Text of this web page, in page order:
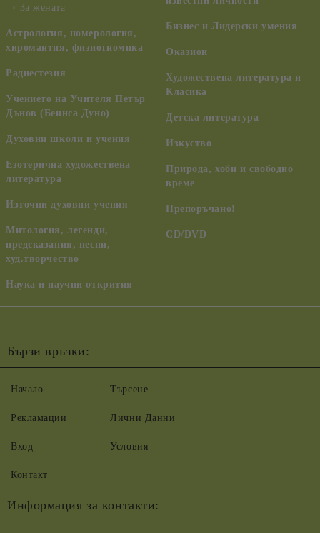
За жената
Астрология, номерология,
хиромантия, физиогномика
Радиестезия
Учението на Учителя Петър
Дънов (Беинса Дуно)
Духовни школи и учения
Езотерична художествена
литература
Източни духовни учения
Митология, легенди,
предсказания, песни,
худ.творчество
Наука и научни открития
Бизнес и Лидерски умения
Оказион
Художествена литература и
Класика
Детска литература
Изкуство
Природа, хоби и свободно
време
Препоръчано!
CD/DVD
Бързи връзки:
Начало
Рекламации
Вход
Контакт
Търсене
Лични Данни
Условия
Информация за контакти: